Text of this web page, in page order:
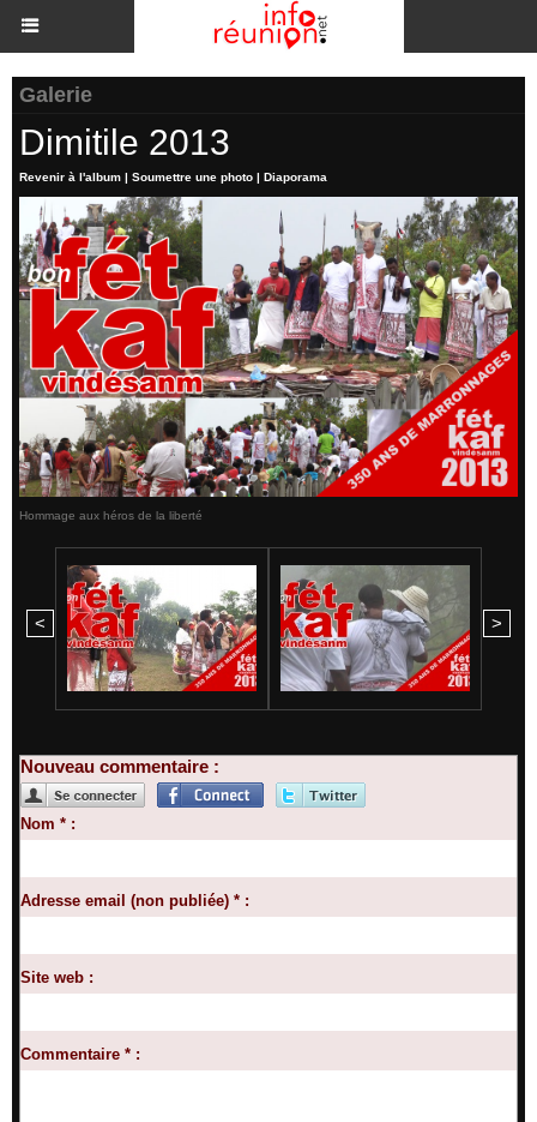
Galerie
Dimitile 2013
Revenir à l'album | Soumettre une photo | Diaporama
Hommage aux héros de la liberté
< >
Nouveau commentaire :
Nom * :
Adresse email (non publiée) * :
Site web :
Commentaire * :